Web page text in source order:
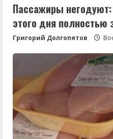
Пассажиры
этого дня полностью
Григорий Долгопятов